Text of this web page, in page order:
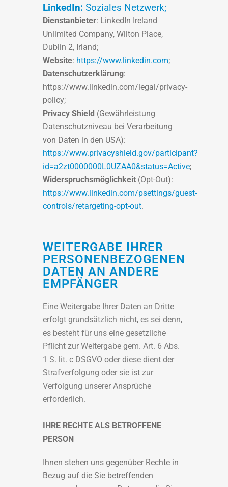
LinkedIn: Soziales Netzwerk;
Dienstanbieter: LinkedIn Ireland
Unlimited Company, Wilton Place,
Dublin 2, Irland;
Website: https://www.linkedin.com;
Datenschutzerklärung:
https://www.linkedin.com/legal/privacy-
policy;
Privacy Shield (Gewährleistung
Datenschutzniveau bei Verarbeitung
von Daten in den USA):
https://www.privacyshield.gov/participant?
id=a2zt0000000L0UZAA0&status=Active;
Widerspruchsmöglichkeit (Opt-Out):
https://www.linkedin.com/psettings/guest-
controls/retargeting-opt-out.
WEITERGABE IHRER
PERSONENBEZOGENEN
DATEN AN ANDERE
EMPFÄNGER
Eine Weitergabe Ihrer Daten an Dritte
erfolgt grundsätzlich nicht, es sei denn,
es besteht für uns eine gesetzliche
Pflicht zur Weitergabe gem. Art. 6 Abs.
1 S. lit. c DSGVO oder diese dient der
Strafverfolgung oder sie ist zur
Verfolgung unserer Ansprüche
erforderlich.
IHRE RECHTE ALS BETROFFENE
PERSON
Ihnen stehen uns gegenüber Rechte in
Bezug auf die Sie betreffenden